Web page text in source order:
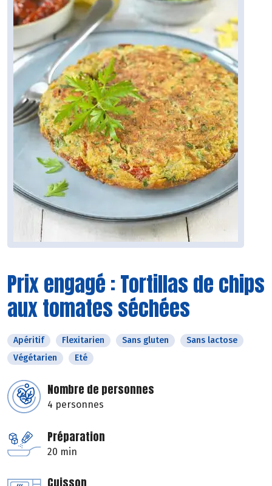
Prix engagé : Tortillas de chips
aux tomates séchées
Apéritif Flexitarien Sans gluten
Sans lactose
Végétarien
Eté
Nombre de personnes
4 personnes
Préparation
20 min
Cuisson